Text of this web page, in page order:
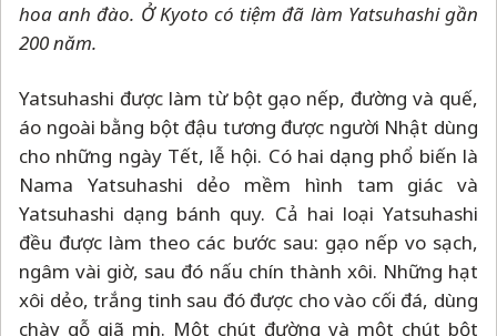
hoa anh đào. Ở Kyoto có tiệm đã làm Yatsuhashi gần
200 năm.
Yatsuhashi được làm từ bột gạo nếp, đường và quế,
áo ngoài bằng bột đậu tương được người Nhật dùng
cho những ngày Tết, lễ hội. Có hai dạng phổ biến là
Nama Yatsuhashi dẻo mềm hình tam giác và
Yatsuhashi dạng bánh quy. Cả hai loại Yatsuhashi
đều được làm theo các bước sau: gạo nếp vo sạch,
ngâm vài giờ, sau đó nấu chín thành xôi. Những hạt
xôi dẻo, trắng tinh sau đó được cho vào cối đá, dùng
chày gỗ giã mịn. Một chút đường và một chút bột